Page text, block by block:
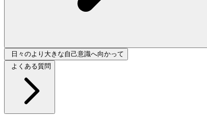
日々のより大きな自己意識へ向かって
よくある質問